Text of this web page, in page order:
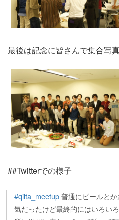
最後は記念に皆さんで集合写
##Twitterでの様子
#qiita_meetup普通にビールと
気だったけど最終的にはいろい